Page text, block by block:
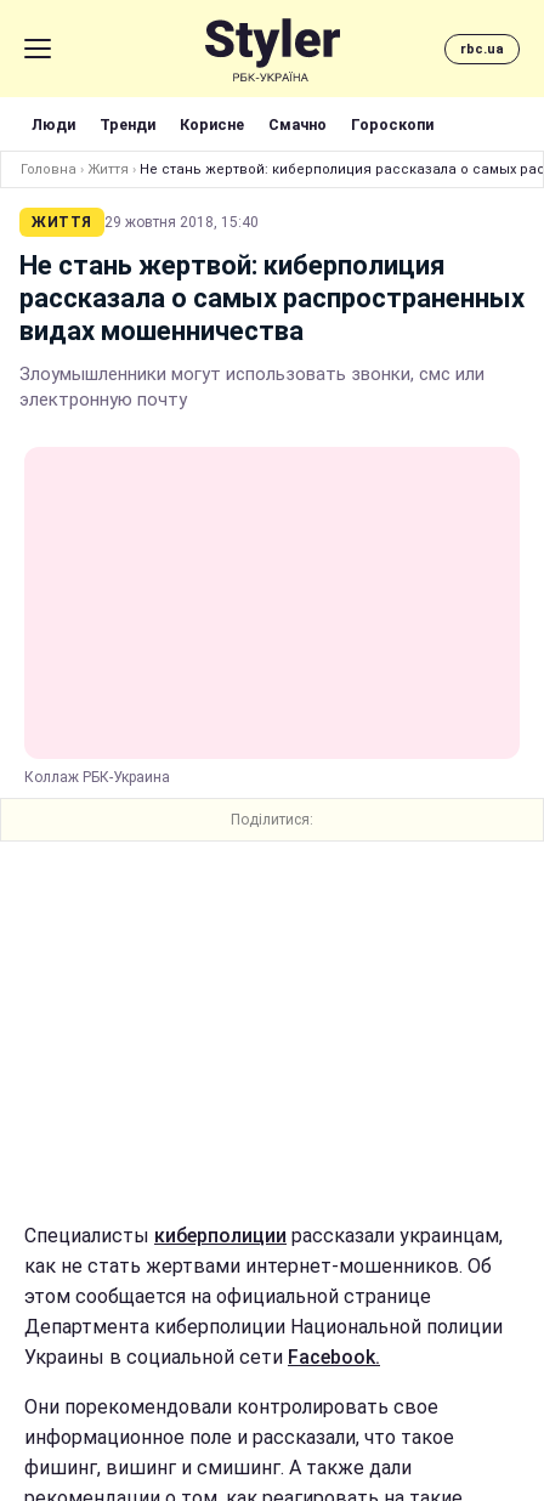
rbc.ua
Люди Тренди Корисне Смачно Гороскопи
Головна › Життя › Не стань жертвой: киберполиция рассказала о самых
ЖИТТЯ 29 жовтня 2018, 15:40
Не стань жертвой: киберполиция
рассказала о самых распространенных
видах мошенничества
Злоумышленники могут использовать звонки, смс или
электронную почту
Коллаж РБК-Украина
Поділитися:
Специалисты киберполиции рассказали украинцам,
как не стать жертвами интернет-мошенников. Об
этом сообщается на официальной странице
Департмента киберполиции Национальной полиции
Украины в социальной сети Facebook.
Они порекомендовали контролировать свое
информационное поле и рассказали, что такое
фишинг, вишинг и смишинг. А также дали